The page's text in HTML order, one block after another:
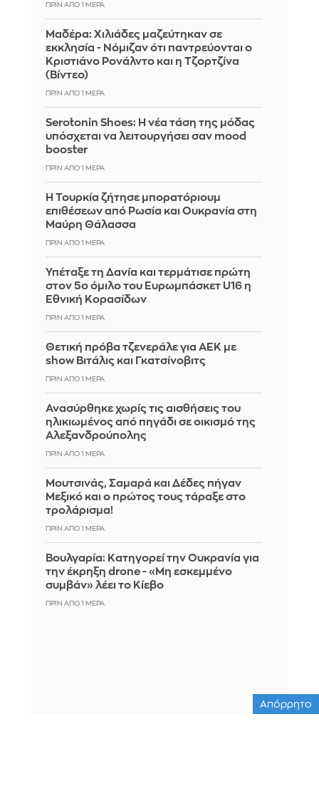
ΠΡΙΝ ΑΠΌ 1 ΜΈΡΑ
Μαδέρα: Χιλιάδες μαζεύτηκαν σε
εκκλησία - Νόμιζαν ότι παντρεύονται ο
Κριστιάνο Ρονάλντο και η Τζορτζίνα
(Βίντεο)
ΠΡΙΝ ΑΠΌ 1 ΜΈΡΑ
Serotonin Shoes: Η νέα τάση της μόδας
υπόσχεται να λειτουργήσει σαν mood
booster
ΠΡΙΝ ΑΠΌ 1 ΜΈΡΑ
Η Τουρκία ζήτησε μπορατόριουμ
επιθέσεων από Ρωσία και Ουκρανία στη
Μαύρη Θάλασσα
ΠΡΙΝ ΑΠΌ 1 ΜΈΡΑ
Υπέταξε τη Δανία και τερμάτισε πρώτη
στον 5ο όμιλο του Ευρωμπάσκετ U16 η
Εθνική Κορασίδων
ΠΡΙΝ ΑΠΌ 1 ΜΈΡΑ
Θετική πρόβα τζενεράλε για ΑΕΚ με
show Βιτάλις και Γκατσίνοβιτς
ΠΡΙΝ ΑΠΌ 1 ΜΈΡΑ
Ανασύρθηκε χωρίς τις αισθήσεις του
ηλικιωμένος από πηγάδι σε οικισμό της
Αλεξανδρούπολης
ΠΡΙΝ ΑΠΌ 1 ΜΈΡΑ
Μουτσινάς, Σαμαρά και Δέδες πήγαν
Μεξικό και ο πρώτος τους τάραξε στο
τρολάρισμα!
ΠΡΙΝ ΑΠΌ 1 ΜΈΡΑ
Βουλγαρία: Κατηγορεί την Ουκρανία για
την έκρηξη drone - «Μη εσκεμμένο
συμβάν» λέει το Κίεβο
ΠΡΙΝ ΑΠΌ 1 ΜΈΡΑ
Απόρρητο